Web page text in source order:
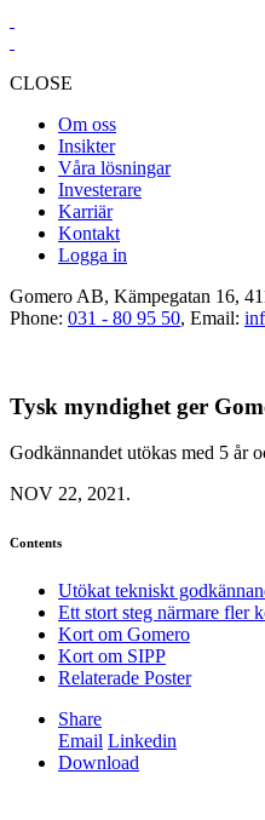
CLOSE
Om oss
Insikter
Våra lösningar
Investerare
Karriär
Kontakt
Logga in
Gomero AB, Kämpegatan 16,
Phone: 031 - 80 95 50, Email:
Tysk myndighet ger
Godkännandet utökas med 5 år
NOV 22, 2021.
Contents
Utökat tekniskt
Ett stort steg närmare fler
Kort om Gomero
Kort om SIPP
Relaterade Poster
Share
Email Linkedin
Download